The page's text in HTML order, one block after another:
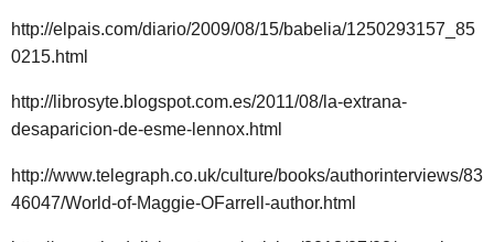
http://elpais.com/diario/2009/08/15/babelia/1250293157_85
0215.html
http://librosyte.blogspot.com.es/2011/08/la-extrana-
desaparicion-de-esme-lennox.html
http://www.telegraph.co.uk/culture/books/authorinterviews/83
46047/World-of-Maggie-OFarrell-author.html